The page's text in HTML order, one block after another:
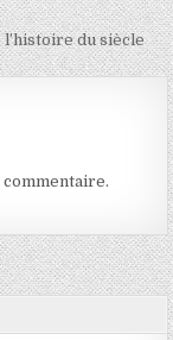
du siècle